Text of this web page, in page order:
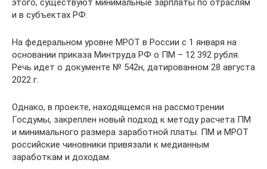
этого, существуют минимальные зарплаты по отраслям
и в субъектах РФ.
На федеральном уровне МРОТ в России с 1 января на
основании приказа Минтруда РФ о ПМ – 12 392 рубля.
Речь идет о документе № 542н, датированном 28 августа
2022 г.
Однако, в проекте, находящемся на рассмотрении
Госдумы, закреплен новый подход к методу расчета ПМ
и минимального размера заработной платы. ПМ и МРОТ
российские чиновники привязали к медианным
заработкам и доходам.